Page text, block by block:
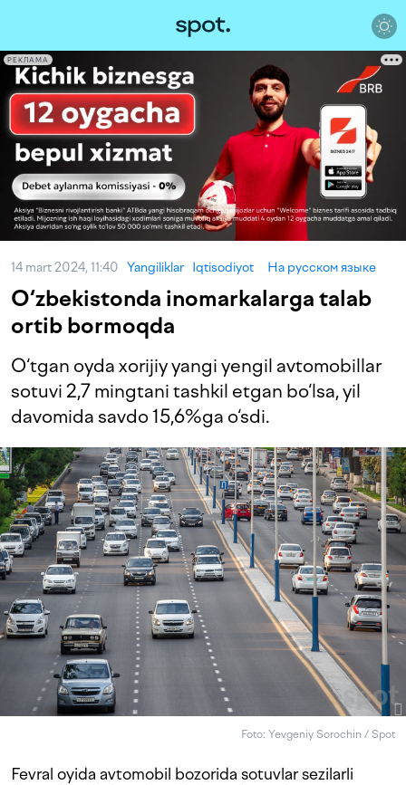
РЕКЛАМА
14 mart 2024, 11:40 Yangiliklar Iqtisodiyot На русском языке
O‘zbekistonda inomarkalarga talab
ortib bormoqda
O‘tgan oyda xorijiy yangi yengil avtomobillar
sotuvi 2,7 mingtani tashkil etgan bo‘lsa, yil
davomida savdo 15,6%ga o‘sdi.
Foto: Yevgeniy Sorochin / Spot
Fevral oyida avtomobil bozorida sotuvlar sezilarli